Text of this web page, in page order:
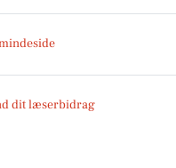
dit læserbidrag